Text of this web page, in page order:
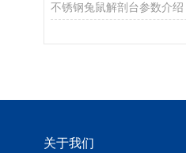
不锈钢兔鼠解剖台参数介绍
关于我们